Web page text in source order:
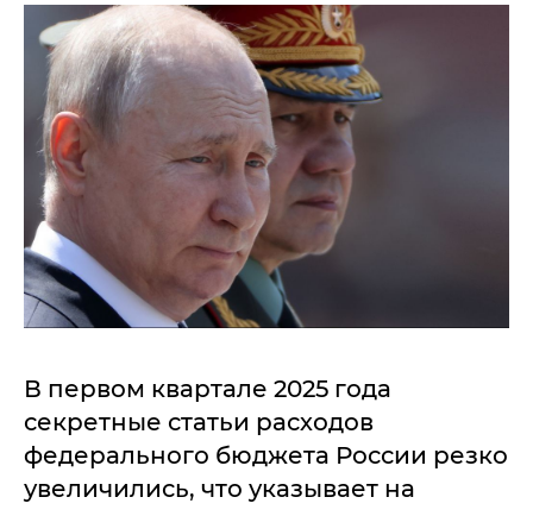
В первом квартале 2025 года
секретные статьи расходов
федерального бюджета России резко
увеличились, что указывает на